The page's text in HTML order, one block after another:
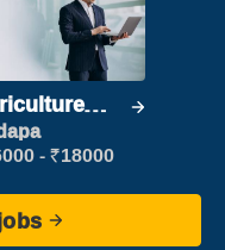
- ₹18000